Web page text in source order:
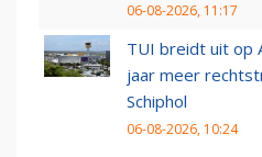
06-08-2026, 11:17
TUI breidt uit op
jaar meer
Schiphol
06-08-2026, 10:24